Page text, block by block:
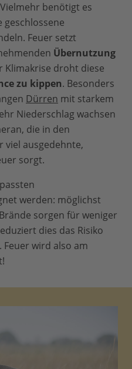
benötigt es
geschlossene
Feuer setzt
Übernutzung
Klimakrise droht diese
zu kippen. Besonders
Dürren mit starkem
Niederschlag wachsen
die in den
viel ausgedehnte,
sorgt.
werden: möglichst
sorgen für weniger
dies das Risiko
wird also am